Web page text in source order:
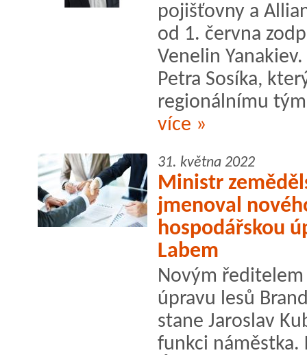
pojišťovny a
od 1. června
Venelin
Petra Sosíka,
regionálnímu
více »
31. května 2022
Ministr
jmenoval
hospodářskou
Labem
Novým
úpravu lesů
stane Jaroslav
funkci náměstka.